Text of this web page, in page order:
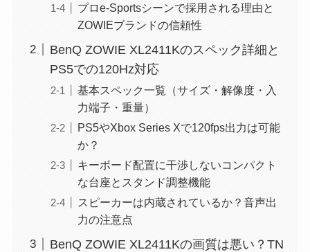
プロe-Sportsシーンで採用される理由と
ZOWIEブランドの信頼性
BenQ ZOWIE XL2411Kのスペック詳細と
PS5での120Hz対応
基本スペック一覧（サイズ・解像度・入
力端子・重量）
PS5やXbox Series Xで120fps出力は可能
か？
キーボード配置に干渉しないコンパクト
な台座とスタンド調整機能
スピーカーは内蔵されているか？音声出
力の注意点
BenQ ZOWIE XL2411Kの画質は悪い？TN